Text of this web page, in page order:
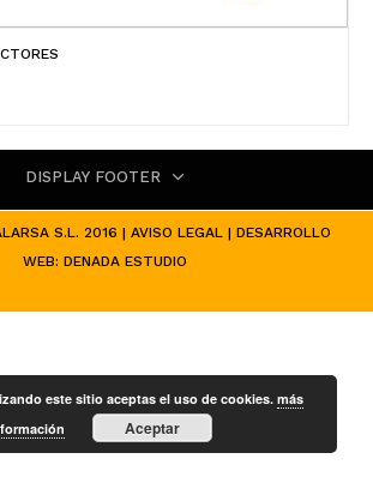
DISPLAY FOOTER
S.L. 2016 | AVISO LEGAL | DESARROLLO
WEB: DENADA ESTUDIO
este sitio aceptas el uso de cookies.más
Aceptar